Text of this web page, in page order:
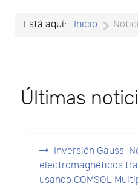
Está aquí: Inicio
Últimas
Inversión Gauss-
electromagnéticos
usando COMSOL